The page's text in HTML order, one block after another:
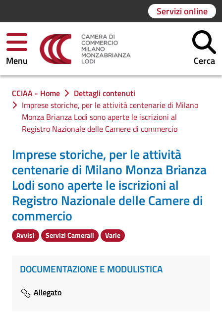
Servizi online
Menu Cerca
Ti trovi in:
CCIAA - Home
Dettagli contenuti
Imprese storiche, per le attività centenarie di Milano
Monza Brianza Lodi sono aperte le iscrizioni al
Registro Nazionale delle Camere di commercio
Imprese storiche, per le attività
centenarie di Milano Monza Brianza
Lodi sono aperte le iscrizioni al
Registro Nazionale delle Camere di
commercio
Avvisi Servizi Camerali Varie
DOCUMENTAZIONE E MODULISTICA
Allegato